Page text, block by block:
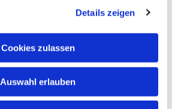
Details zeigen
Cookies zulassen
Auswahl erlauben